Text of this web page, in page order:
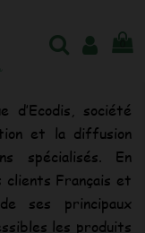
La droguerie
société
et la diffusion
spécialisés. En
Français et
ses principaux
les produits